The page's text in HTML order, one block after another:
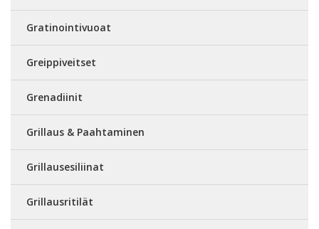
Gratinointivuoat
Greippiveitset
Grenadiinit
Grillaus & Paahtaminen
Grillausesiliinat
Grillausritilät